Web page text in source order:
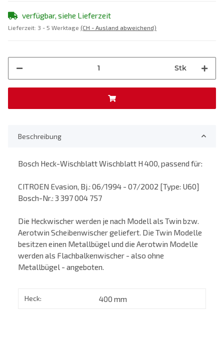
verfügbar, siehe Lieferzeit
Lieferzeit: 3 - 5 Werktage (CH - Ausland abweichend)
Stk
Beschreibung
Bosch Heck-Wischblatt Wischblatt H 400, passend für:
CITROEN Evasion, Bj.: 06/1994 - 07/2002 [Type: U60]
Bosch-Nr.: 3 397 004 757
Die Heckwischer werden je nach Modell als Twin bzw.
Aerotwin Scheibenwischer geliefert. Die Twin Modelle
besitzen einen Metallbügel und die Aerotwin Modelle
werden als Flachbalkenwischer - also ohne
Metallbügel - angeboten.
Heck: 400 mm